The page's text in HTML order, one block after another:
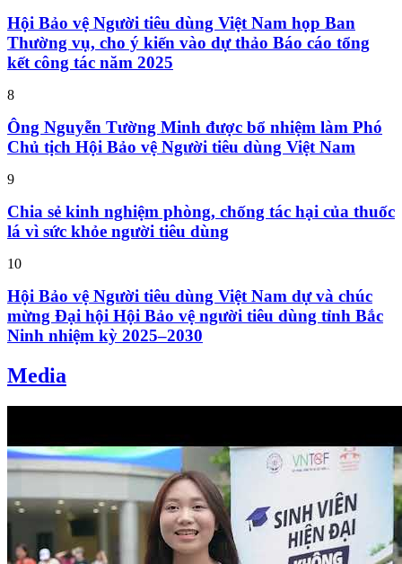
Hội Bảo vệ Người tiêu dùng Việt Nam họp Ban
Thường vụ, cho ý kiến vào dự thảo Báo cáo tổng
kết công tác năm 2025
8
Ông Nguyễn Tường Minh được bổ nhiệm làm Phó
Chủ tịch Hội Bảo vệ Người tiêu dùng Việt Nam
9
Chia sẻ kinh nghiệm phòng, chống tác hại của thuốc
lá vì sức khỏe người tiêu dùng
10
Hội Bảo vệ Người tiêu dùng Việt Nam dự và chúc
mừng Đại hội Hội Bảo vệ người tiêu dùng tỉnh Bắc
Ninh nhiệm kỳ 2025–2030
Media